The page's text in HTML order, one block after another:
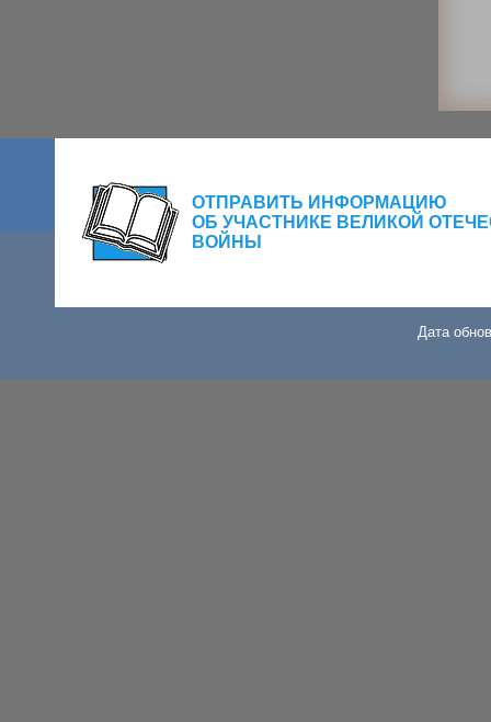
ОТПРАВИТЬ ИНФОРМАЦИЮ
ОБ УЧАСТНИКЕ ВЕЛИКОЙ
ВОЙНЫ
Дата